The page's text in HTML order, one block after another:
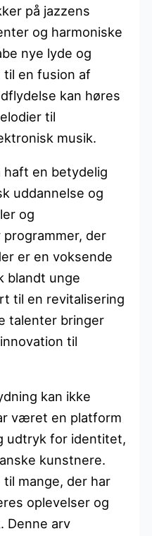
på jazzens
og harmoniske
nye lyde og
en fusion af
kan høres
til
musik.
haft en betydelig
uddannelse og
og
der
er en voksende
blandt unge
til en revitalisering
talenter bringer
til
kan ikke
været en platform
udtryk for identitet,
kunstnere.
mange, der har
oplevelser og
Denne arv